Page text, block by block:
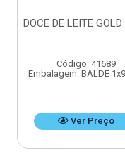
DOCE DE LEITE
Código: 41689
Embalagem: BALDE
Ver Preço